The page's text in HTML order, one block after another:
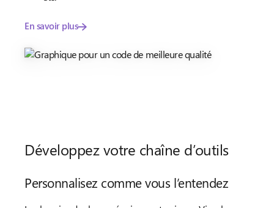
En savoir plus
Développez votre chaîne d’outils
Personnalisez comme vous l’entendez